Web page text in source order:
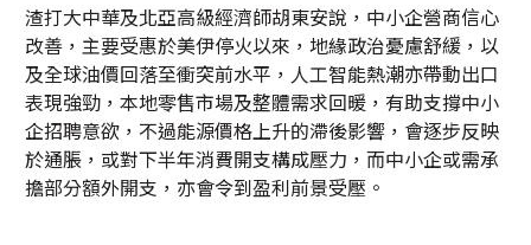
渣打大中華及北亞高級經濟師胡東安說，中小企營商信心
改善，主要受惠於美伊停火以來，地緣政治憂慮舒緩，以
及全球油價回落至衝突前水平，人工智能熱潮亦帶動出口
表現強勁，本地零售市場及整體需求回暖，有助支撐中小
企招聘意欲，不過能源價格上升的滯後影響，會逐步反映
於通脹，或對下半年消費開支構成壓力，而中小企或需承
擔部分額外開支，亦會令到盈利前景受壓。